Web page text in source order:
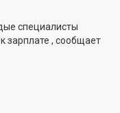
специалисты
зарплате , сообщает